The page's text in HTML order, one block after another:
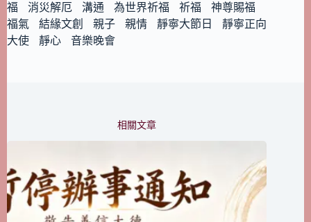
福
消災解厄 溝通 為世界祈福 祈福
神尊賜福
福氣
結緣文創 親子 親情 靜寧大節日
靜寧正向
大使
靜心 音樂晚會
相關文章